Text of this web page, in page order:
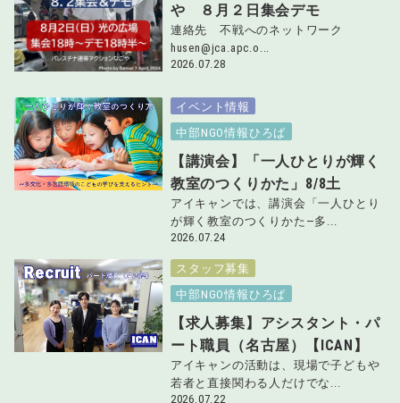
や ８月２日集会デモ
連絡先 不戦へのネットワーク
husen@jca.apc.o...
2026.07.28
イベント情報
中部NGO情報ひろば
【講演会】「一人ひとりが輝く
教室のつくりかた」8/8土
アイキャンでは、講演会「一人ひとり
が輝く教室のつくりかた―多...
2026.07.24
スタッフ募集
中部NGO情報ひろば
【求人募集】アシスタント・パ
ート職員（名古屋）【ICAN】
アイキャンの活動は、現場で子どもや
若者と直接関わる人だけでな...
2026.07.22